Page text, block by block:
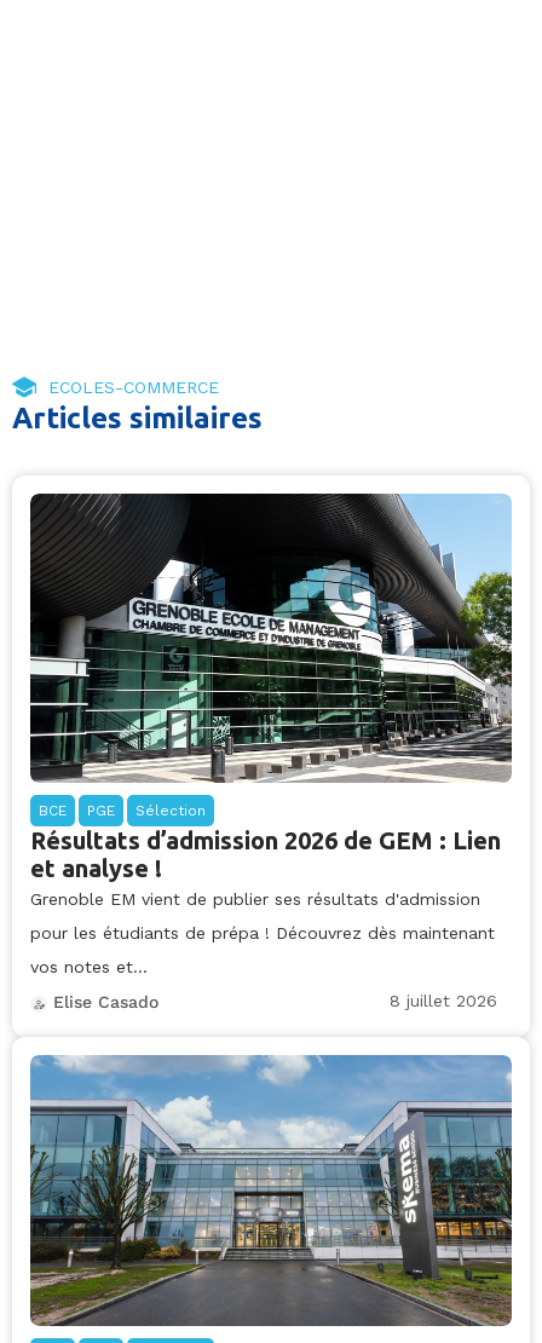
ECOLES-COMMERCE
Articles similaires
BCE PGE Sélection
Résultats d’admission 2026 de GEM : Lien
et analyse !
Grenoble EM vient de publier ses résultats d'admission
pour les étudiants de prépa ! Découvrez dès maintenant
vos notes et...
Elise Casado
8 juillet 2026